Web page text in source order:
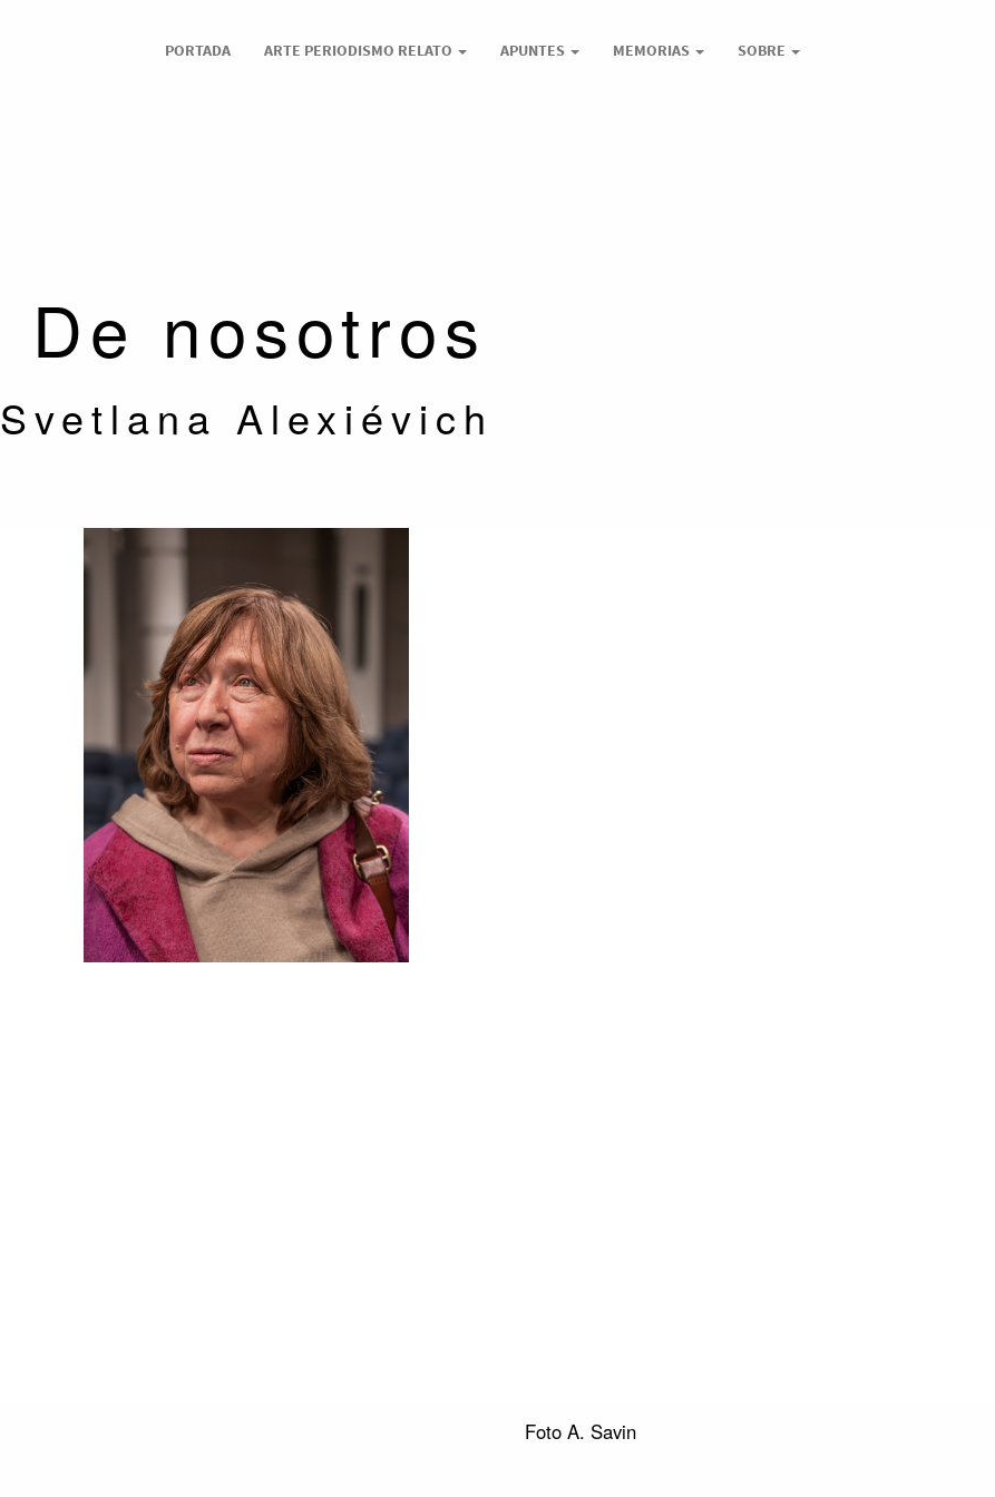
PORTADA ARTE PERIODISMO RELATO APUNTES MEMORIAS SOBRE
De nosotros
Svetlana Alexiévich
Foto A. Savin